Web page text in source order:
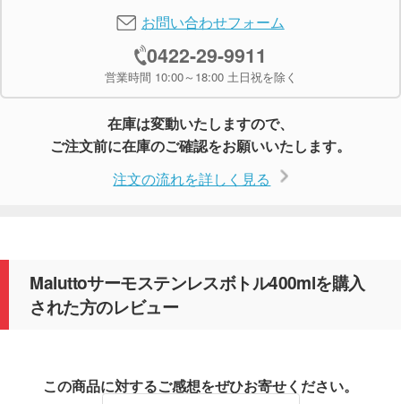
お問い合わせフォーム
0422-29-9911
営業時間 10:00～18:00 土日祝を除く
在庫は変動いたしますので、
ご注文前に在庫のご確認をお願いいたします。
注文の流れを詳しく見る
Maluttoサーモステンレスボトル400mlを購入
された方のレビュー
この商品に対するご感想をぜひお寄せください。